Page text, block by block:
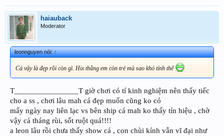
haiauback
Moderator
leonnguyen nói:↑
Cá vậy là đẹp rồi còn gì. Hix thằng em còn trẻ mà sao khó tính thế
T________________T giờ chơi có tí kinh nghiệm nên thấy tiếc
cho a ss , chơi lâu mah cá đẹp muốn cũng ko có
mấy ngày nay liên lạc vs bên ship cá mah ko thấy tín hiệu , chờ
vậy cả tháng rùi, sốt ruột quá!!!!
a leon lâu rồi chưa thấy show cá , con chùi kính vẫn vĩ đại như